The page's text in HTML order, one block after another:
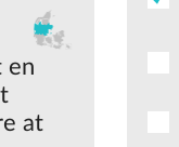
en
at